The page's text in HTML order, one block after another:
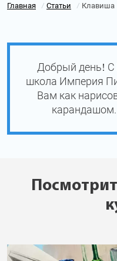
Главная / Статьи / Клавиша
Добрый день! С
школа Империя
Вам как